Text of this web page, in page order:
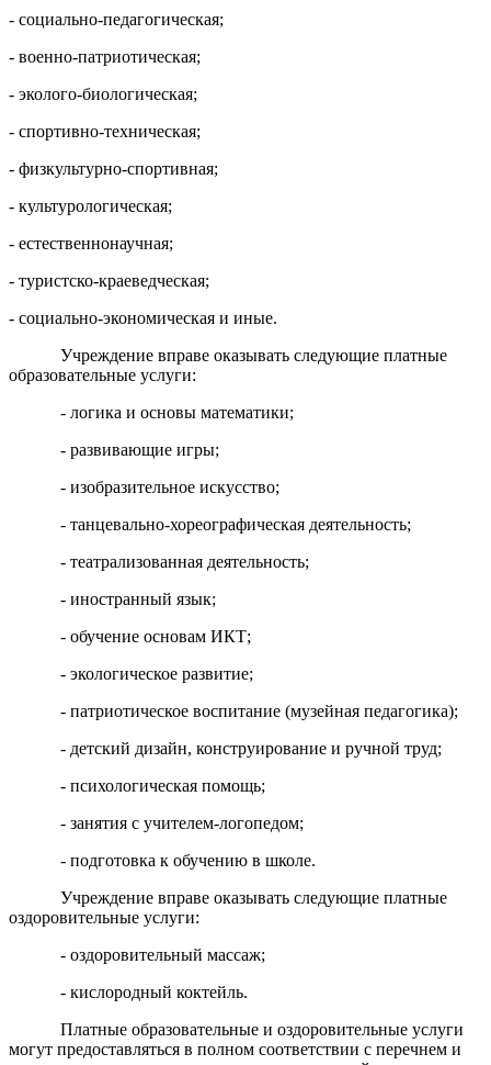
- социально-педагогическая;
- военно-патриотическая;
- эколого-биологическая;
- спортивно-техническая;
- физкультурно-спортивная;
- культурологическая;
- естественнонаучная;
- туристско-краеведческая;
- социально-экономическая и иные.
Учреждение вправе оказывать следующие платные
образовательные услуги:
- логика и основы математики;
- развивающие игры;
- изобразительное искусство;
- танцевально-хореографическая деятельность;
- театрализованная деятельность;
- иностранный язык;
- обучение основам ИКТ;
- экологическое развитие;
- патриотическое воспитание (музейная педагогика);
- детский дизайн, конструирование и ручной труд;
- психологическая помощь;
- занятия с учителем-логопедом;
- подготовка к обучению в школе.
Учреждение вправе оказывать следующие платные
оздоровительные услуги:
- оздоровительный массаж;
- кислородный коктейль.
Платные образовательные и оздоровительные услуги
могут предоставляться в полном соответствии с перечнем и